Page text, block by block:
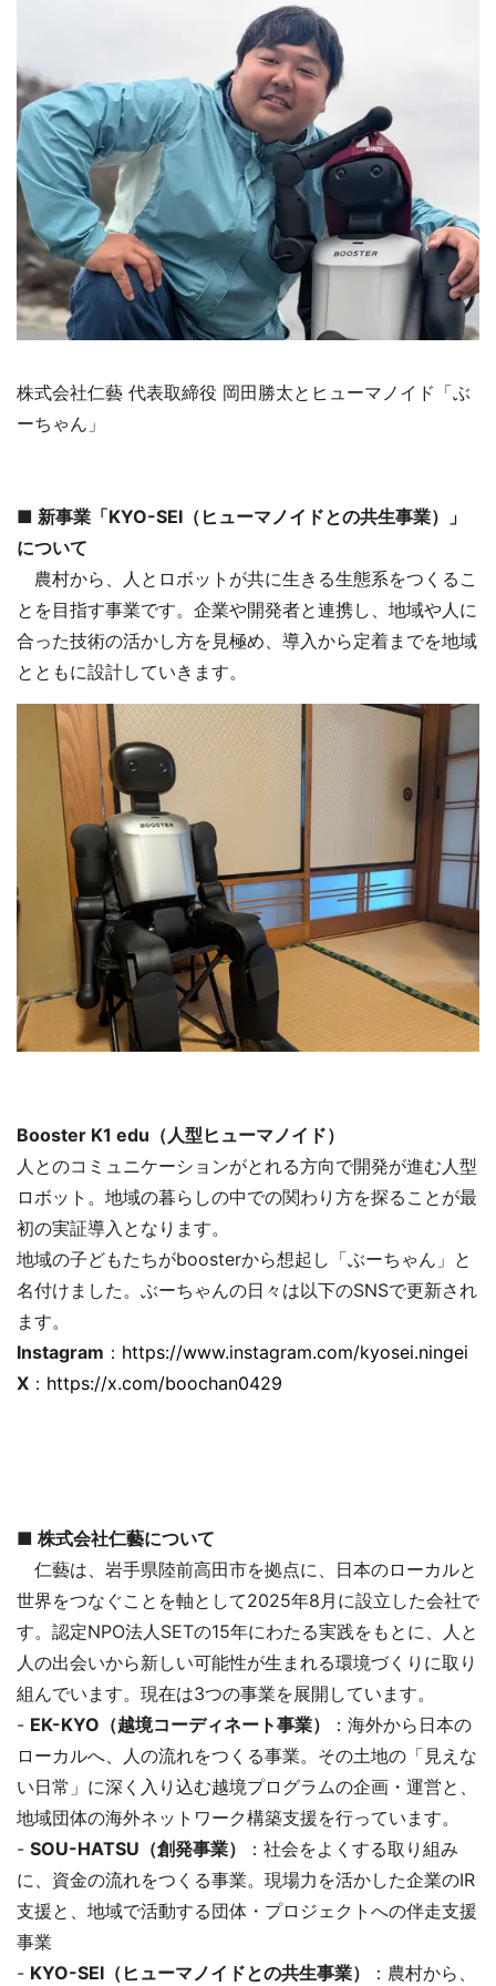
株式会社仁藝 代表取締役 岡田勝太とヒューマノイド「ぶ
ーちゃん」
■ 新事業「KYO-SEI（ヒューマノイドとの共生事業）」
について
農村から、人とロボットが共に生きる生態系をつくるこ
とを目指す事業です。企業や開発者と連携し、地域や人に
合った技術の活かし方を見極め、導入から定着までを地域
とともに設計していきます。
Booster K1 edu（人型ヒューマノイド）
人とのコミュニケーションがとれる方向で開発が進む人型
ロボット。地域の暮らしの中での関わり方を探ることが最
初の実証導入となります。
地域の子どもたちがboosterから想起し「ぶーちゃん」と
名付けました。ぶーちゃんの日々は以下のSNSで更新され
ます。
Instagram ： https://www.instagram.com/kyosei.ningei
X ： https://x.com/boochan0429
■ 株式会社仁藝について
仁藝は、岩手県陸前高田市を拠点に、日本のローカルと
世界をつなぐことを軸として2025年8月に設立した会社で
す。認定NPO法人SETの15年にわたる実践をもとに、人と
人の出会いから新しい可能性が生まれる環境づくりに取り
組んでいます。現在は3つの事業を展開しています。
- EK-KYO（越境コーディネート事業）
：海外から日本の
ローカルへ、人の流れをつくる事業。その土地の「見えな
い日常」に深く入り込む越境プログラムの企画・運営と、
地域団体の海外ネットワーク構築支援を行っています。
- SOU-HATSU（創発事業）
：社会をよくする取り組み
に、資金の流れをつくる事業。現場力を活かした企業のIR
支援と、地域で活動する団体・プロジェクトへの伴走支援
事業
- KYO-SEI（ヒューマノイドとの共生事業） ：農村から、